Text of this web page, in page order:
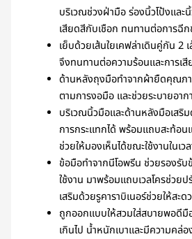
บริเวณช่วงฝ่ามือ ร่องนิ้วโป้งและ
เสียดสีกับเชือก ทนทานต่อการฉีก
เย็บด้วยเส้นใยเคฟล่าเดินคู่กัน 2
จึงทนทานต่อความร้อนและการเ
ด้านหลังถุงมือทำจากผ้ายืดคุณภ
ตามการงอมือ และช่วยระบายอา
บริเวณนิ้วมือและด้านหลังมือเสริ
การกระแทกได้ พร้อมแถบสะท้อ
ช่วยให้มองเห็นได้ขณะใช้งานในเว
ข้อมือทำจากนีโอพรีน ช่วยรองรั
ใช้งาน มาพร้อมแถบเวลโครช่วย
เสริมด้วยรูคาราบิเนอร์ช่วยให้สะ
ถูกออกแบบให้สวมใส่สบายพอดีมื
เกินไป น้ำหนักเบาและมีความคล่